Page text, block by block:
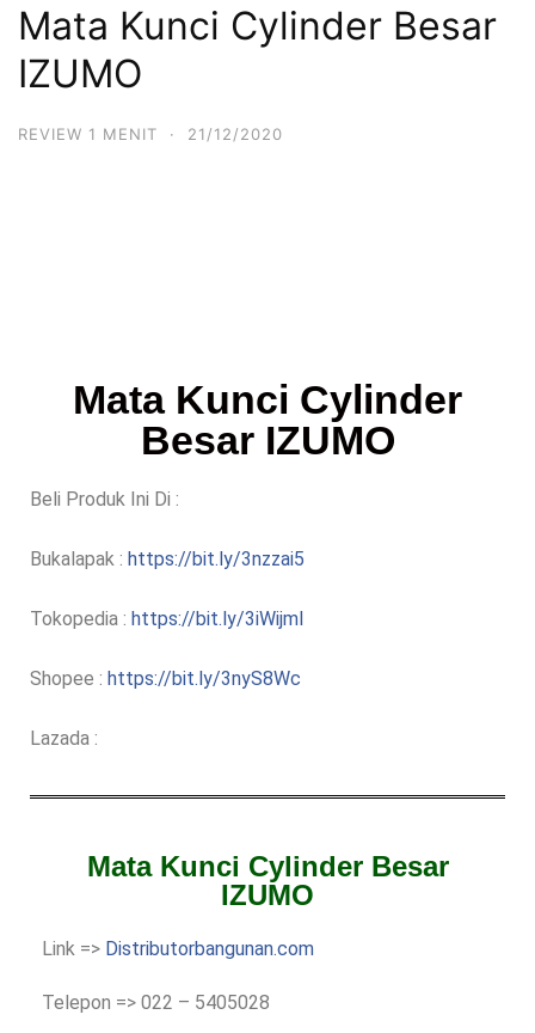
Mata Kunci Cylinder Besar
IZUMO
REVIEW 1 MENIT · 21/12/2020
Mata Kunci Cylinder
Besar IZUMO
Beli Produk Ini Di :
Bukalapak : https://bit.ly/3nzzai5
Tokopedia : https://bit.ly/3iWijml
Shopee : https://bit.ly/3nyS8Wc
Lazada :
Mata Kunci Cylinder Besar
IZUMO
Link => Distributorbangunan.com
Telepon => 022 – 5405028